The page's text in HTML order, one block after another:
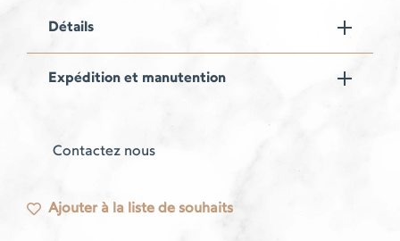
Détails
Expédition et manutention
Contactez nous
Ajouter à la liste de souhaits